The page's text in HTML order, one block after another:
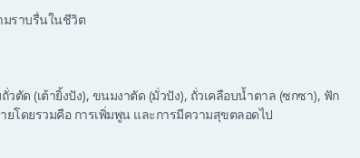
มราบรื่นในชีวิต
ตัด (เต้ายิ้งปัง), ขนมงาตัด (มั่วปัง), ถั่วเคลือบน้ำตาล (ซกซา), ฟัก
ยโดยรวมคือ การเพิ่มพูน และการมีความสุขตลอดไป